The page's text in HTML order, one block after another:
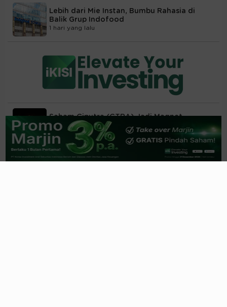
Lebih dari Mie Instan, Bumbu Rahasia di
Balik Grup Indofood
1 hari yang lalu
Saham Ciputra (CTRA) Jadi Magnet
Sovereign Fund & Fund Manager Global
06/08/2026, 21:22 WIB
Ketika Rumah Tapak dan Rumah Sakit jadi